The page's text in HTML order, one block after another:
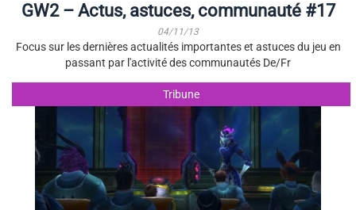
GW2 – Actus, astuces, communauté #17
04/11/13
Focus sur les dernières actualités importantes et astuces du jeu en
passant par l'activité des communautés De/Fr
Tribune